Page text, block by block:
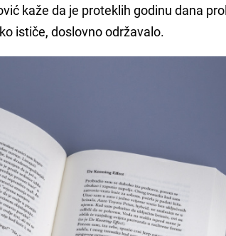
kaže da je proteklih godinu dana
ističe, doslovno održavalo.